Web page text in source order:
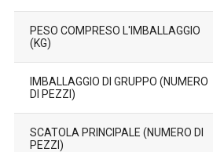
PESO COMPRESO L'IMBALLAGGIO
(KG)
IMBALLAGGIO DI GRUPPO (NUMERO
DI PEZZI)
SCATOLA PRINCIPALE (NUMERO DI
PEZZI)